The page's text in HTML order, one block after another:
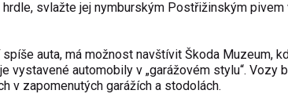
hrdle, svlažte jej nymburským Postřižinským
spíše auta, má možnost navštívit Škoda Muzeum,
vystavené automobily v „garážovém stylu“.
v zapomenutých garážích a stodolách.